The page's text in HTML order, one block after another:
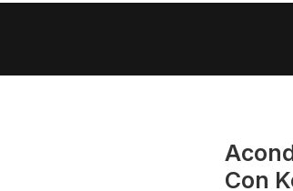
Therapy Lisse Design Maintenance
Con